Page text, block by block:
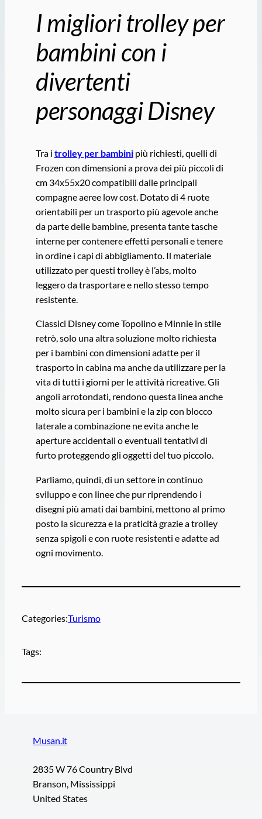
I migliori trolley per
bambini con i
divertenti
personaggi Disney
Tra i trolley per bambinipiù richiesti, quelli di
Frozen con dimensioni a prova dei più piccoli di
cm 34x55x20 compatibili dalle principali
compagne aeree low cost. Dotato di 4 ruote
orientabili per un trasporto più agevole anche
da parte delle bambine, presenta tante tasche
interne per contenere effetti personali e tenere
in ordine i capi di abbigliamento. Il materiale
utilizzato per questi trolley è l’abs, molto
leggero da trasportare e nello stesso tempo
resistente.
Classici Disney come Topolino e Minnie in stile
retrò, solo una altra soluzione molto richiesta
per i bambini con dimensioni adatte per il
trasporto in cabina ma anche da utilizzare per la
vita di tutti i giorni per le attività ricreative. Gli
angoli arrotondati, rendono questa linea anche
molto sicura per i bambini e la zip con blocco
laterale a combinazione ne evita anche le
aperture accidentali o eventuali tentativi di
furto proteggendo gli oggetti del tuo piccolo.
Parliamo, quindi, di un settore in continuo
sviluppo e con linee che pur riprendendo i
disegni più amati dai bambini, mettono al primo
posto la sicurezza e la praticità grazie a trolley
senza spigoli e con ruote resistenti e adatte ad
ogni movimento.
Categories:Turismo
Tags:
Musan.it
2835 W 76 Country Blvd
Branson, Mississippi
United States